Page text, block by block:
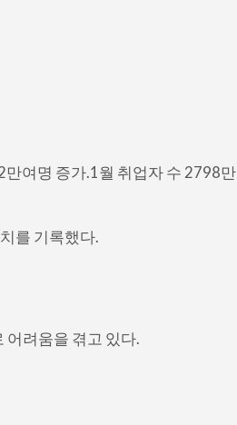
여명 증가.1월 취업자 수 2798만
를 기록했다.
려움을 겪고 있다.